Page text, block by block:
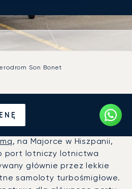
Son Bonet
na
Bonet (XXX)
, na Majorce w Hiszpanii,
port lotniczy lotnictwa
głównie przez lekkie
samoloty turbośmigłowe.